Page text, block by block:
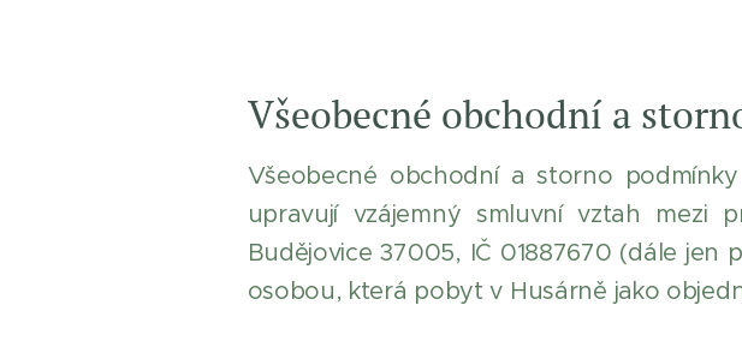
Všeobecné obchodní a
Všeobecné obchodní a storno
upravují vzájemný smluvní vztah mezi
Budějovice 37005, IČ 01887670 (dále
osobou, která pobyt v Husárně jako